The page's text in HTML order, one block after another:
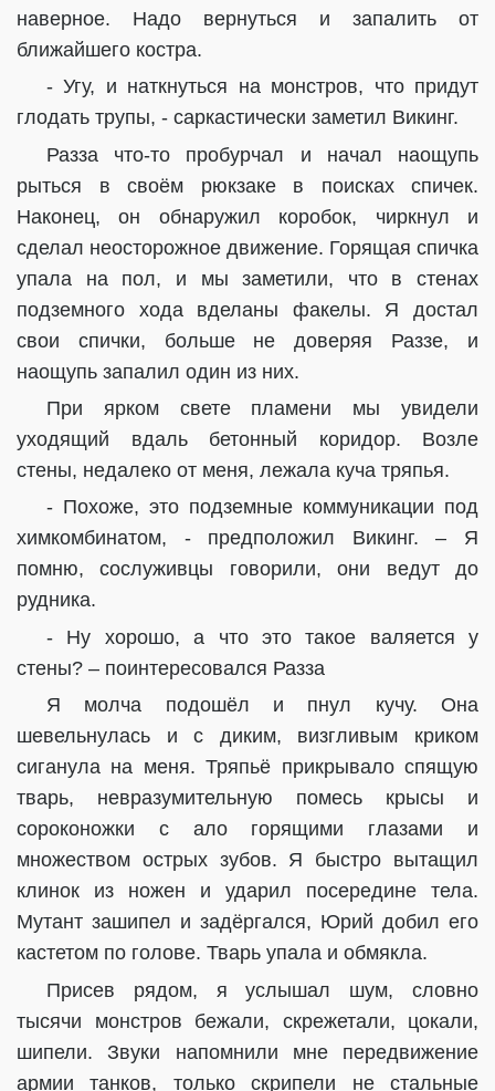
наверное. Надо вернуться и запалить от
ближайшего костра.
- Угу, и наткнуться на монстров, что придут
глодать трупы, - саркастически заметил Викинг.
Разза что-то пробурчал и начал наощупь
рыться в своём рюкзаке в поисках спичек.
Наконец, он обнаружил коробок, чиркнул и
сделал неосторожное движение. Горящая спичка
упала на пол, и мы заметили, что в стенах
подземного хода вделаны факелы. Я достал
свои спички, больше не доверяя Раззе, и
наощупь запалил один из них.
При ярком свете пламени мы увидели
уходящий вдаль бетонный коридор. Возле
стены, недалеко от меня, лежала куча тряпья.
- Похоже, это подземные коммуникации под
химкомбинатом, - предположил Викинг. – Я
помню, сослуживцы говорили, они ведут до
рудника.
- Ну хорошо, а что это такое валяется у
стены? – поинтересовался Разза
Я молча подошёл и пнул кучу. Она
шевельнулась и с диким, визгливым криком
сиганула на меня. Тряпьё прикрывало спящую
тварь, невразумительную помесь крысы и
сороконожки с ало горящими глазами и
множеством острых зубов. Я быстро вытащил
клинок из ножен и ударил посередине тела.
Мутант зашипел и задёргался, Юрий добил его
кастетом по голове. Тварь упала и обмякла.
Присев рядом, я услышал шум, словно
тысячи монстров бежали, скрежетали, цокали,
шипели. Звуки напомнили мне передвижение
армии танков, только скрипели не стальные